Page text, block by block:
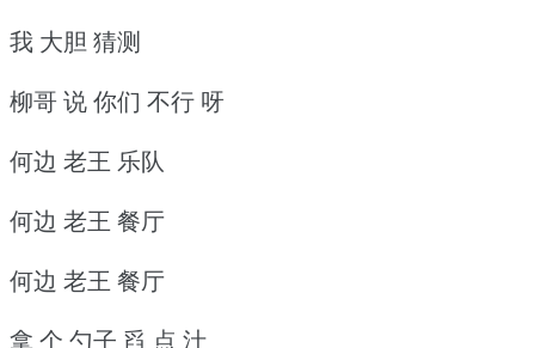
我 大胆 猜测
柳哥 说 你们 不行 呀
何边 老王 乐队
何边 老王 餐厅
何边 老王 餐厅
拿 个 勺子 舀 点 汁